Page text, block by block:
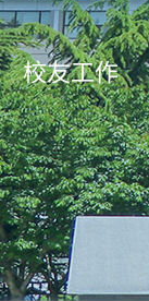
校友工作